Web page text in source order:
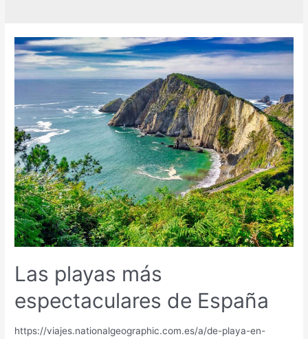
Las playas más
espectaculares de España
https://viajes.nationalgeographic.com.es/a/de-playa-en-